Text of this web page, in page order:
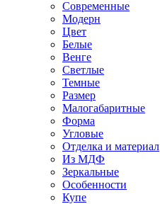
Современные
Модерн
Цвет
Белые
Венге
Светлые
Темные
Размер
Малогабаритные
Форма
Угловые
Отделка и материал
Из МДФ
Зеркальные
Особенности
Купе